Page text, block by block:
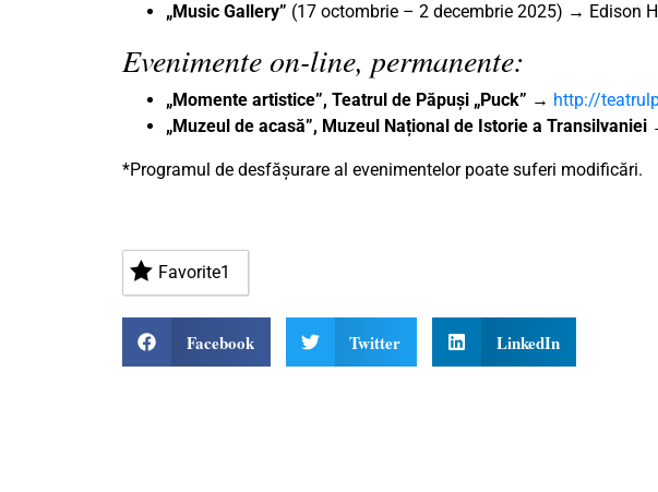
„Music Gallery” (17 octombrie – 2 decembrie 2025) → Edison
Evenimente on-line, permanente:
„Momente artistice”, Teatrul de Păpuși „Puck” → http://
„Muzeul de acasă”, Muzeul Național de Istorie a Transilvaniei
*Programul de desfășurare al evenimentelor poate suferi modificări.
Favorite1
Facebook Twitter LinkedIn